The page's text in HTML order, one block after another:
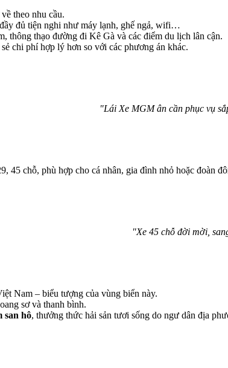
theo nhu cầu.
đủ tiện nghi như máy lạnh, ghế ngả, wifi…
thông thạo đường đi Kê Gà và các điểm du lịch lân cận.
chi phí hợp lý hơn so với các phương án khác.
"Lái Xe MGM ân cần phục vụ
45 chỗ, phù hợp cho cá nhân, gia đình nhỏ hoặc đoàn
"Xe 45 chỗ đời mời,
Nam – biểu tượng của vùng biển này.
sơ và thanh bình.
san hô, thưởng thức hải sản tươi sống do ngư dân địa